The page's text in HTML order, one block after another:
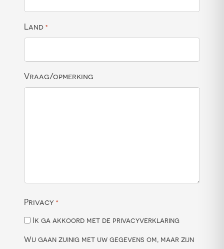
Land *
Vraag/opmerking
Privacy *
Ik ga akkoord met de privacyverklaring
Wij gaan zuinig met uw gegevens om, maar zijn